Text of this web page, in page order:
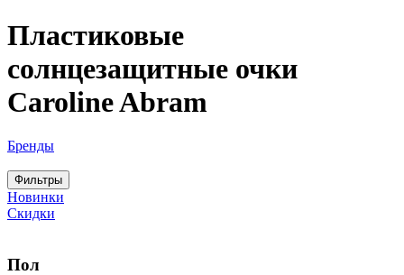
Пластиковые
солнцезащитные очки
Caroline Abram
Бренды
Фильтры
Новинки
Скидки
Пол